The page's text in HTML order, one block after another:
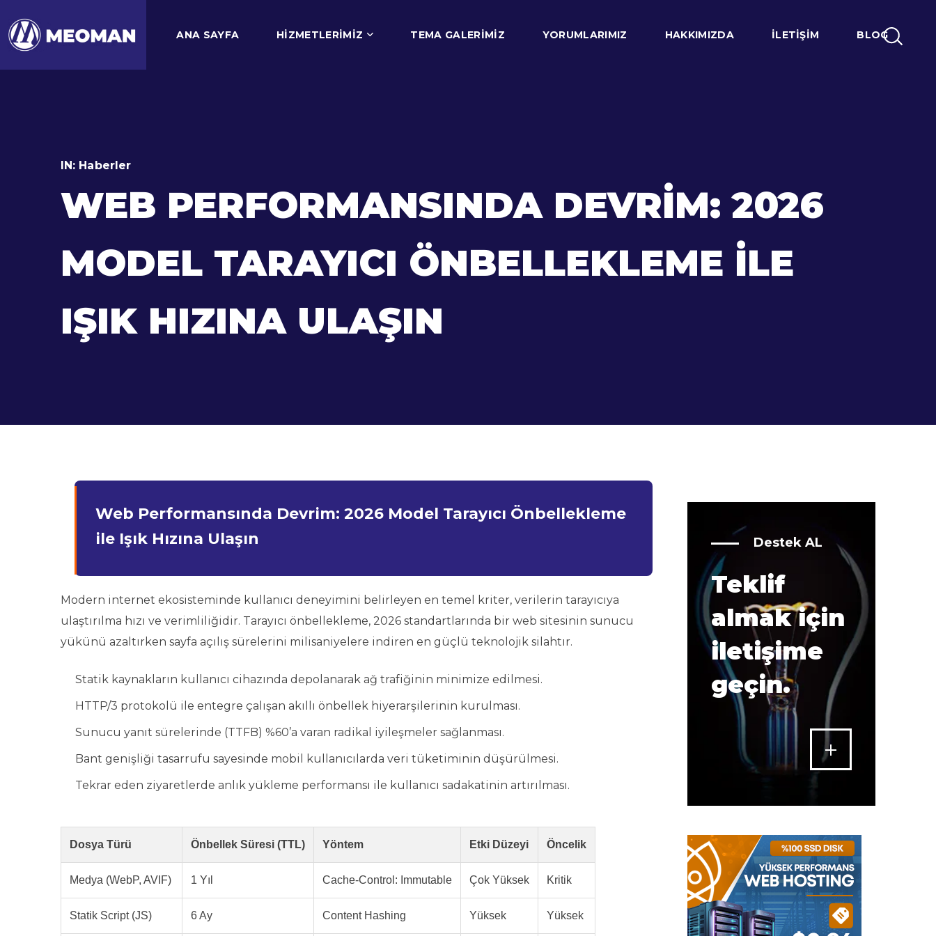
ANA SAYFA HIZMETLERIMIZ TEMA GALERIMIZ YORUMLARIMIZ HAKKIMIZDA İLETIŞIM BLOG
IN: Haberler
WEB PERFORMANSINDA DEVRIM: 2026
MODEL TARAYICI ÖNBELLEKLEME ILE
IŞIK HIZINA ULAŞIN
Web Performansında Devrim: 2026 Model Tarayıcı Önbellekleme
ile Işık Hızına Ulaşın
Modern internet ekosisteminde kullanıcı deneyimini belirleyen en temel kriter, verilerin tarayıcıya
ulaştırılma hızı ve verimliliğidir. Tarayıcı önbellekleme, 2026 standartlarında bir web sitesinin sunucu
yükünü azaltırken sayfa açılış sürelerini milisaniyelere indiren en güçlü teknolojik silahtır.
Statik kaynakların kullanıcı cihazında depolanarak ağ trafiğinin minimize edilmesi.
HTTP/3 protokolü ile entegre çalışan akıllı önbellek hiyerarşilerinin kurulması.
Sunucu yanıt sürelerinde (TTFB) %60’a varan radikal iyileşmeler sağlanması.
Bant genişliği tasarrufu sayesinde mobil kullanıcılarda veri tüketiminin düşürülmesi.
Tekrar eden ziyaretlerde anlık yükleme performansı ile kullanıcı sadakatinin artırılması.
Dosya Türü Önbellek Süresi (TTL) Yöntem Etki Düzeyi Öncelik
Medya (WebP, AVIF) 1 Yıl Cache-Control: Immutable Çok Yüksek Kritik
Statik Script (JS) 6 Ay Content Hashing Yüksek Yüksek
Destek AL
Teklif
almak için
iletişime
geçin.